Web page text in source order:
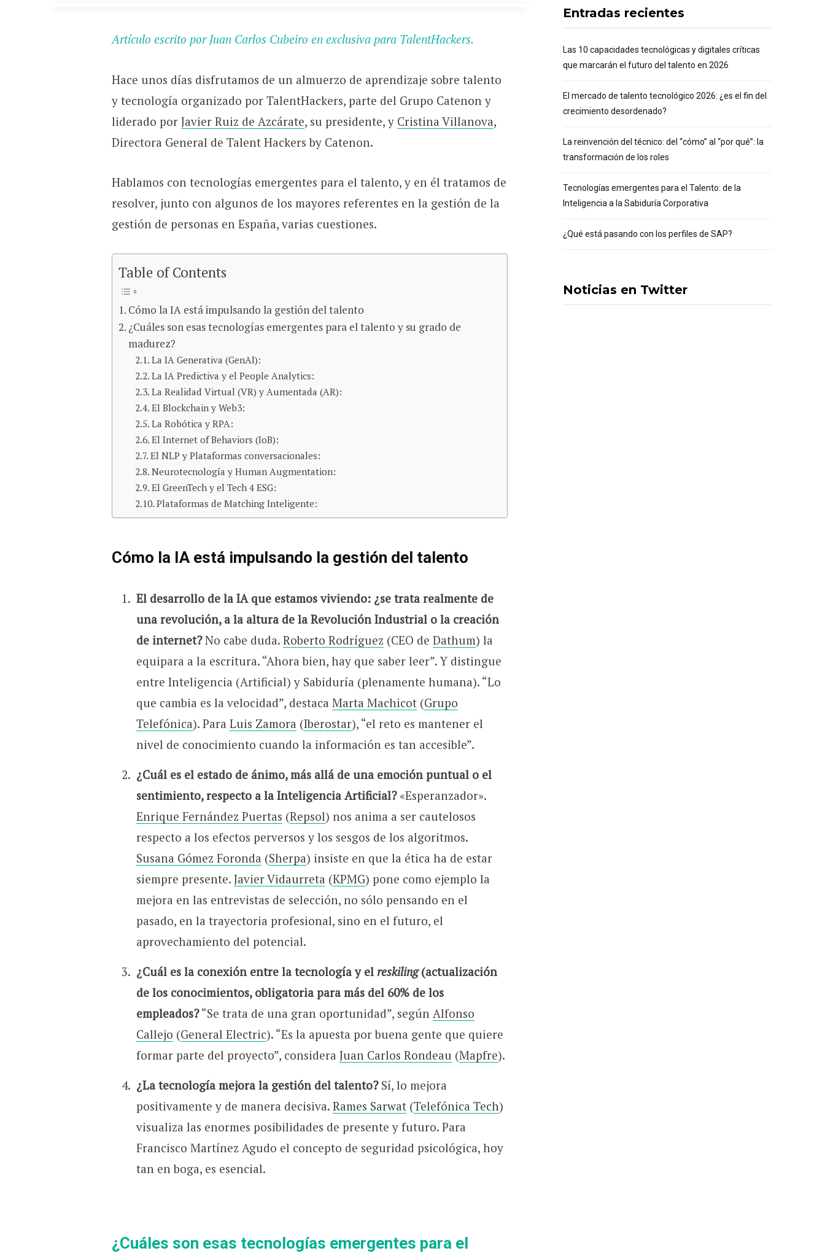
Artículo escrito por Juan Carlos Cubeiro en exclusiva para TalentHackers.
Hace unos días disfrutamos de un almuerzo de aprendizaje sobre talento
y tecnología organizado por TalentHackers, parte del Grupo Catenon y
liderado por Javier Ruiz de Azcárate, su presidente, y Cristina Villanova,
Directora General de Talent Hackers by Catenon.
Hablamos con tecnologías emergentes para el talento, y en él tratamos de
resolver, junto con algunos de los mayores referentes en la gestión de la
gestión de personas en España, varias cuestiones.
Table of Contents
Cómo la IA está impulsando la gestión del talento
¿Cuáles son esas tecnologías emergentes para el talento y su grado de
madurez?
La IA Generativa (GenAI):
La IA Predictiva y el People Analytics:
La Realidad Virtual (VR) y Aumentada (AR):
El Blockchain y Web3:
La Robótica y RPA:
El Internet of Behaviors (IoB):
El NLP y Plataformas conversacionales:
Neurotecnología y Human Augmentation:
El GreenTech y el Tech 4 ESG:
Plataformas de Matching Inteligente:
Cómo la IA está impulsando la gestión del talento
El desarrollo de la IA que estamos viviendo: ¿se trata realmente de
una revolución, a la altura de la Revolución Industrial o la creación
de internet?No cabe duda. Roberto Rodríguez (CEO de Dathum) la
equipara a la escritura. “Ahora bien, hay que saber leer”. Y distingue
entre Inteligencia (Artificial) y Sabiduría (plenamente humana). “Lo
que cambia es la velocidad”, destaca Marta Machicot(Grupo
Telefónica). Para Luis Zamora (Iberostar), “el reto es mantener el
nivel de conocimiento cuando la información es tan accesible”.
¿Cuál es el estado de ánimo, más allá de una emoción puntual o el
sentimiento, respecto a la Inteligencia Artificial?«Esperanzador».
Enrique Fernández Puertas (Repsol) nos anima a ser cautelosos
respecto a los efectos perversos y los sesgos de los algoritmos.
Susana Gómez Foronda (Sherpa) insiste en que la ética ha de estar
siempre presente. Javier Vidaurreta (KPMG) pone como ejemplo la
mejora en las entrevistas de selección, no sólo pensando en el
pasado, en la trayectoria profesional, sino en el futuro, el
aprovechamiento del potencial.
¿Cuál es la conexión entre la tecnología y el reskiling(actualización
de los conocimientos, obligatoria para más del 60% de los
empleados?“Se trata de una gran oportunidad”, según Alfonso
Callejo (General Electric). “Es la apuesta por buena gente que quiere
formar parte del proyecto”, considera Juan Carlos Rondeau (Mapfre).
¿La tecnología mejora la gestión del talento?Sí, lo mejora
positivamente y de manera decisiva. Rames Sarwat(Telefónica Tech)
visualiza las enormes posibilidades de presente y futuro. Para
Francisco Martínez Agudo el concepto de seguridad psicológica, hoy
tan en boga, es esencial.
¿Cuáles son esas tecnologías emergentes para el
Entradas recientes
Las 10 capacidades tecnológicas y digitales críticas
que marcarán el futuro del talento en 2026
El mercado de talento tecnológico 2026: ¿es el fin del
crecimiento desordenado?
La reinvención del técnico: del “cómo” al “por qué”: la
transformación de los roles
Tecnologías emergentes para el Talento: de la
Inteligencia a la Sabiduría Corporativa
¿Qué está pasando con los perfiles de SAP?
Noticias en Twitter